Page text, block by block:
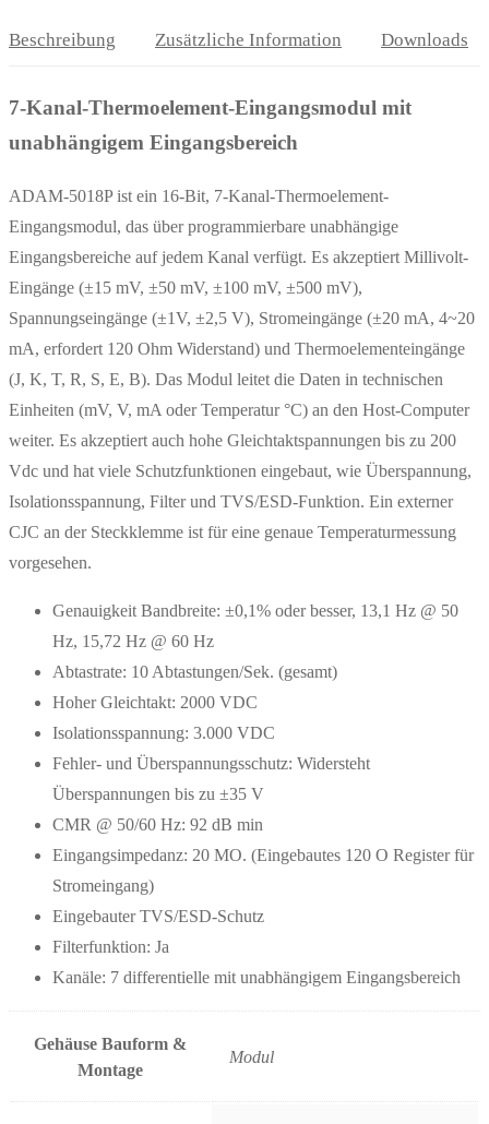
Beschreibung Zusätzliche Information Downloads
7-Kanal-Thermoelement-Eingangsmodul mit
unabhängigem Eingangsbereich
ADAM-5018P ist ein 16-Bit, 7-Kanal-Thermoelement-
Eingangsmodul, das über programmierbare unabhängige
Eingangsbereiche auf jedem Kanal verfügt. Es akzeptiert Millivolt-
Eingänge (±15 mV, ±50 mV, ±100 mV, ±500 mV),
Spannungseingänge (±1V, ±2,5 V), Stromeingänge (±20 mA, 4~20
mA, erfordert 120 Ohm Widerstand) und Thermoelementeingänge
(J, K, T, R, S, E, B). Das Modul leitet die Daten in technischen
Einheiten (mV, V, mA oder Temperatur °C) an den Host-Computer
weiter. Es akzeptiert auch hohe Gleichtaktspannungen bis zu 200
Vdc und hat viele Schutzfunktionen eingebaut, wie Überspannung,
Isolationsspannung, Filter und TVS/ESD-Funktion. Ein externer
CJC an der Steckklemme ist für eine genaue Temperaturmessung
vorgesehen.
Genauigkeit Bandbreite: ±0,1% oder besser, 13,1 Hz @ 50
Hz, 15,72 Hz @ 60 Hz
Abtastrate: 10 Abtastungen/Sek. (gesamt)
Hoher Gleichtakt: 2000 VDC
Isolationsspannung: 3.000 VDC
Fehler- und Überspannungsschutz: Widersteht
Überspannungen bis zu ±35 V
CMR @ 50/60 Hz: 92 dB min
Eingangsimpedanz: 20 MO. (Eingebautes 120 O Register für
Stromeingang)
Eingebauter TVS/ESD-Schutz
Filterfunktion: Ja
Kanäle: 7 differentielle mit unabhängigem Eingangsbereich
Gehäuse Bauform &
Montage
Modul